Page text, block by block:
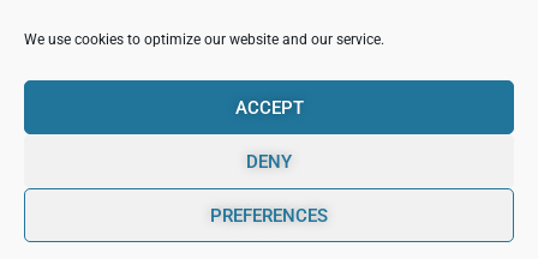
We use cookies to optimize our website and our service.
ACCEPT
DENY
PREFERENCES
Sociala medier
F
c
k
I
n
s
a
r
a
Y
o
u
e
P
n
s
Sámi Duodji Sameslöjdstiftelsen © 2026